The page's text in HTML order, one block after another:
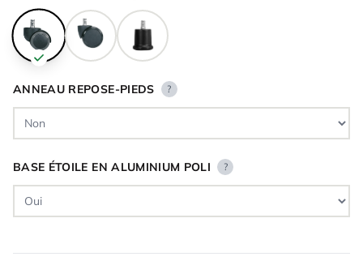
ANNEAU REPOSE-PIEDS ?
BASE ÉTOILE EN ALUMINIUM POLI ?